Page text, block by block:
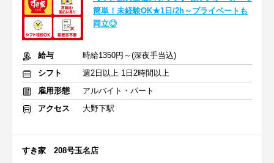
簡単！未経験OK★1日/2h～プライベートも
両立◎
給与
時給1350円～(深夜手当込)
シフト
週2日以上 1日2時間以上
雇用形態
アルバイト・パート
アクセス
大野下駅
すき家 208号玉名店